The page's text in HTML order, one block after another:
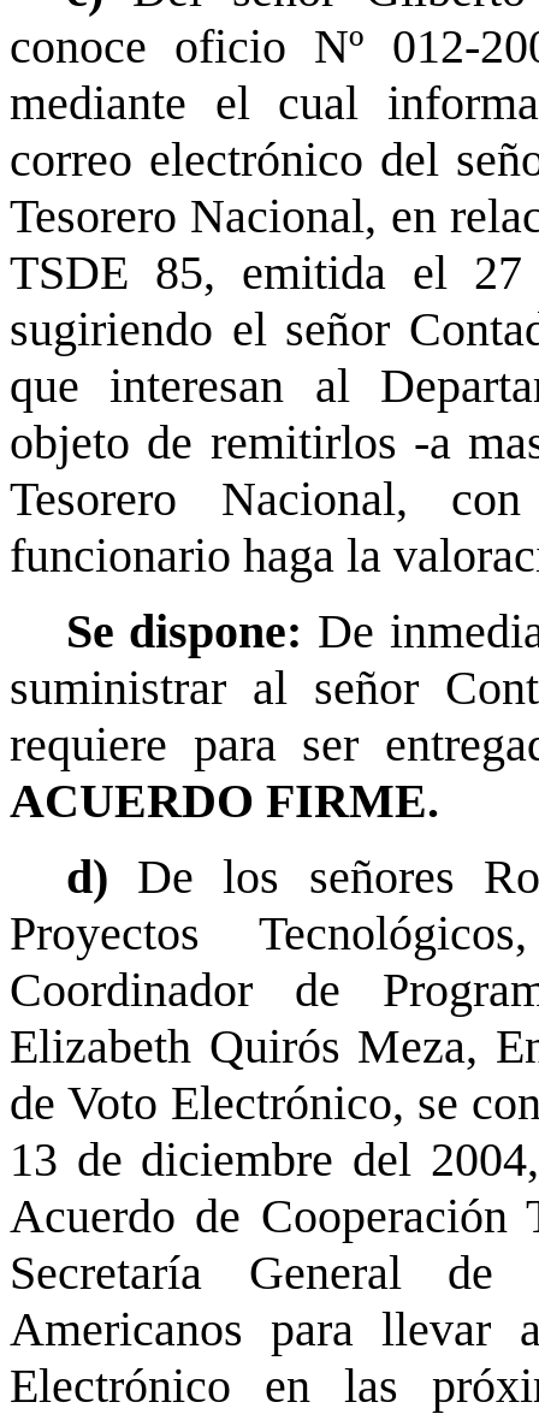
conoce oficio Nº 012-
mediante el cual
correo electrónico del
Tesorero Nacional, en
TSDE 85, emitida el 27
sugiriendo el señor
que interesan al
objeto de remitirlos -a
Tesorero Nacional,
funcionario haga la
Se dispone: De
suministrar al señor
requiere para ser
ACUERDO FIRME.
d) De los señores
Proyectos
Coordinador de
Elizabeth Quirós Meza,
de Voto Electrónico, se
13 de diciembre del
Acuerdo de Cooperación
Secretaría General
Americanos para
Electrónico en las